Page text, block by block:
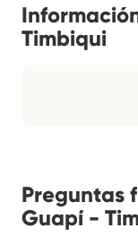
Timbiqui
Preguntas
Guapí -